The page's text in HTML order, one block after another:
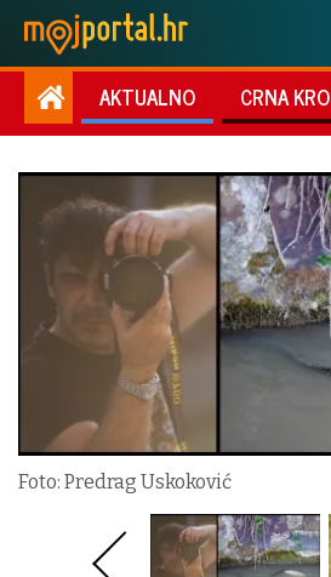
AKTUALNO CRNA
Foto: Predrag Uskoković